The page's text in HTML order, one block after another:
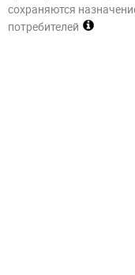
сохраняются
потребителей